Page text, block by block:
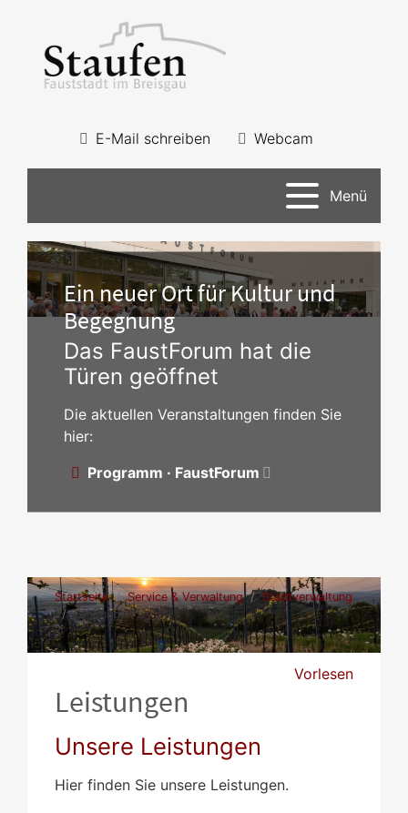
E-Mail schreiben Webcam
Menü
Ein neuer Ort für Kultur und
Begegnung
Das FaustForum hat die
Türen geöffnet
Die aktuellen Veranstaltungen finden Sie
hier:
Programm · FaustForum
Startseite Service & Verwaltung
Stadtverwaltung
Leistungen
Vorlesen
Leistungen
Unsere Leistungen
Hier finden Sie unsere Leistungen.